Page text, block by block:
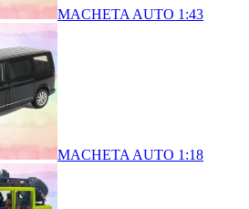
MACHETA AUTO 1:43
MACHETA AUTO 1:18